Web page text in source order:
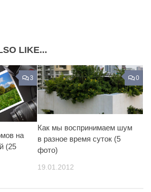
LIKE...
3
на
(25
0
Как мы воспринимаем шум
в разное время суток (5
фото)
19.01.2012